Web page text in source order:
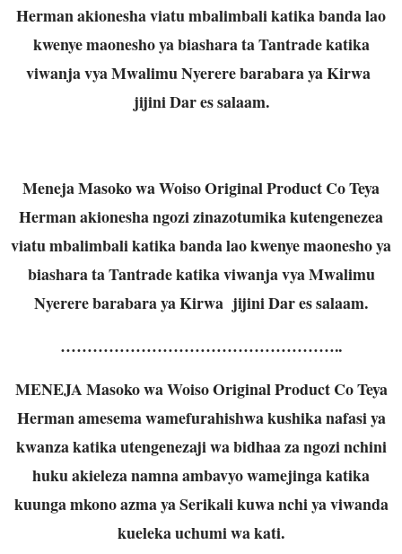
Herman akionesha viatu mbalimbali katika banda lao
kwenye maonesho ya biashara ta Tantrade katika
viwanja vya Mwalimu Nyerere barabara ya Kirwa
jijini Dar es salaam.
Meneja Masoko wa Woiso Original Product Co Teya
Herman akionesha ngozi zinazotumika kutengenezea
viatu mbalimbali katika banda lao kwenye maonesho ya
biashara ta Tantrade katika viwanja vya Mwalimu
Nyerere barabara ya Kirwa jijini Dar es salaam.
……………………………………………..
MENEJA Masoko wa Woiso Original Product Co Teya
Herman amesema wamefurahishwa kushika nafasi ya
kwanza katika utengenezaji wa bidhaa za ngozi nchini
huku akieleza namna ambavyo wamejinga katika
kuunga mkono azma ya Serikali kuwa nchi ya viwanda
kueleka uchumi wa kati.